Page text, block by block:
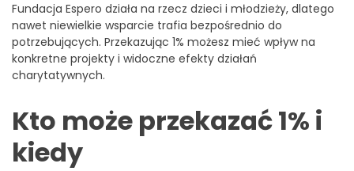
Fundacja Espero działa na rzecz dzieci i młodzieży, dlatego
nawet niewielkie wsparcie trafia bezpośrednio do
potrzebujących. Przekazując 1% możesz mieć wpływ na
konkretne projekty i widoczne efekty działań
charytatywnych.
Kto może przekazać 1% i
kiedy